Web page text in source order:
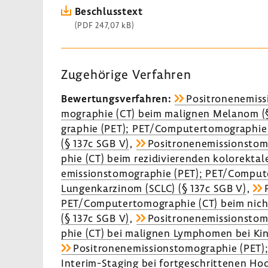
Beschluss­text
(PDF 247,07 kB)
Zuge­hö­rige Verfahren
Bewer­tungs­ver­fahren:
mo­gra­phie (CT) beim mali­gnen Melanom
gra­phie (PET); PET/
(§ 137c SGB V),
phie (CT) beim rezi­di­vie­renden
emis­si­ons­to­mo­gra­phie (PET); PET/
Lungen­kar­zinom (SCLC) (§ 137c SGB V),
PET/Compu­ter­to­mo­gra­phie (CT) beim
(§ 137c SGB V),
phie (CT) bei mali­gnen Lymphomen bei
Posi­tro­nen­emis­si­ons­to­mo­gra­phie
Interim-​Staging bei fort­ge­schrit­tenen